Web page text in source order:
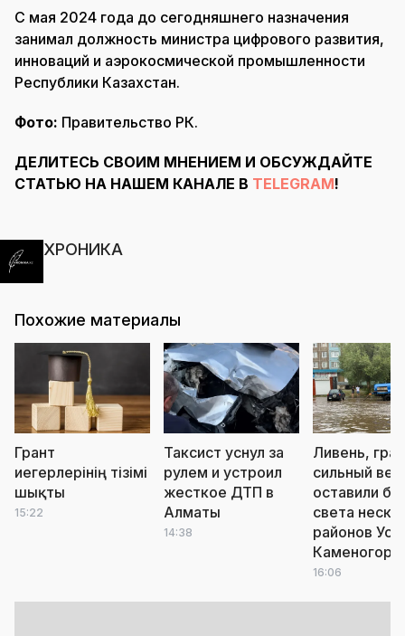
С мая 2024 года до сегодняшнего назначения
занимал должность министра цифрового развития,
инноваций и аэрокосмической промышленности
Республики Казахстан.
Фото: Правительство РК.
ДЕЛИТЕСЬ СВОИМ МНЕНИЕМ И ОБСУЖДАЙТЕ
СТАТЬЮ НА НАШЕМ КАНАЛЕ В TELEGRAM!
ХРОНИКА
Похожие материалы
Грант
иегерлерінің тізімі
шықты
15:22
Таксист уснул за
рулем и устроил
жесткое ДТП в
Алматы
14:38
Ливень,
сильный
оставили
света
районов
16:06